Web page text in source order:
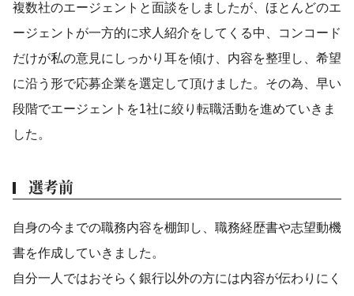
複数社のエージェントと面談をしましたが、ほとんどのエ
ージェントが一方的に求人紹介をしてくる中、コンコード
だけが私の意見にしっかり耳を傾け、内容を整理し、希望
に沿う形で応募企業を選定して頂けました。その為、早い
段階でエージェントを1社に絞り転職活動を進めていきま
した。
選考前
自身の今までの職務内容を棚卸し、職務経歴書や志望動機
書を作成していきました。
自分一人ではおそらく銀行以外の方には内容が伝わりにく